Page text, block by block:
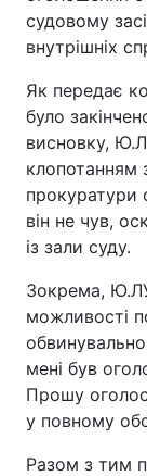
судовому
внутрішніх
Як передає
було
висновку,
клопотанням
прокуратури
він не чув,
із зали суду.
Зокрема,
можливості
мені був
Прошу
у повному
Разом з тим